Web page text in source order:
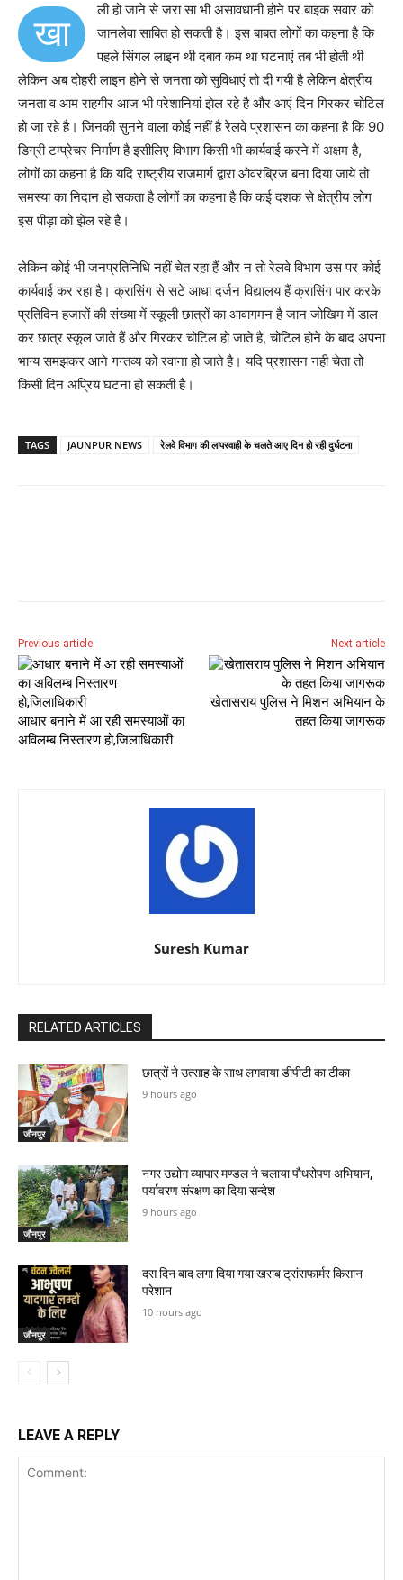
खा
ली हो जाने से जरा सा भी असावधानी होने पर बाइक सवार को
जानलेवा साबित हो सकती है। इस बाबत लोगों का कहना है कि
पहले सिंगल लाइन थी दबाव कम था घटनाएं तब भी होती थी
लेकिन अब दोहरी लाइन होने से जनता को सुविधाएं तो दी गयी है लेकिन क्षेत्रीय
जनता व आम राहगीर आज भी परेशानियां झेल रहे है और आएं दिन गिरकर चोटिल
हो जा रहे है। जिनकी सुनने वाला कोई नहीं है रेलवे प्रशासन का कहना है कि 90
डिग्री टम्प्रेचर निर्माण है इसीलिए विभाग किसी भी कार्यवाई करने में अक्षम है,
लोगों का कहना है कि यदि राष्ट्रीय राजमार्ग द्वारा ओवरब्रिज बना दिया जाये तो
समस्या का निदान हो सकता है लोगों का कहना है कि कई दशक से क्षेत्रीय लोग
इस पीड़ा को झेल रहे है।
लेकिन कोई भी जनप्रतिनिधि नहीं चेत रहा हैं और न तो रेलवे विभाग उस पर कोई
कार्यवाई कर रहा है। क्रासिंग से सटे आधा दर्जन विद्यालय हैं क्रासिंग पार करके
प्रतिदिन हजारों की संख्या में स्कूली छात्रों का आवागमन है जान जोखिम में डाल
कर छात्र स्कूल जाते हैं और गिरकर चोटिल हो जाते है, चोटिल होने के बाद अपना
भाग्य समझकर आने गन्तव्य को रवाना हो जाते है। यदि प्रशासन नही चेता तो
किसी दिन अप्रिय घटना हो सकती है।
TAGS JAUNPUR NEWS रेलवे विभाग की लापरवाही के चलते आए दिन हो रही दुर्घटना
Previous article
आधार बनाने में आ रही समस्याओं का
अविलम्ब निस्तारण हो,जिलाधिकारी
Next article
खेतासराय पुलिस ने मिशन अभियान के
तहत किया जागरूक
Suresh Kumar
RELATED ARTICLES
जौनपुर
छात्रों ने उत्साह के साथ लगवाया डीपीटी का टीका
9 hours ago
जौनपुर
नगर उद्योग व्यापार मण्डल ने चलाया पौधरोपण अभियान,
पर्यावरण संरक्षण का दिया सन्देश
9 hours ago
जौनपुर
दस दिन बाद लगा दिया गया खराब ट्रांसफार्मर किसान
परेशान
10 hours ago
LEAVE A REPLY